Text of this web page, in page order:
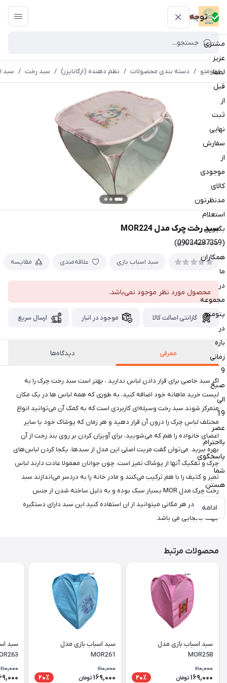
توجه
مشتری
عزیز
لطفا
قبل
از
ثبت
نهایی
سفارش
از
موجودی
کالای
مدنظرتون
استعلام
بگیرین
(09034287359)
همکاران
ما
در
مجموعه
پتومتو
در
بازه
زمانی
9
صبح
الی
19
عصر
بااحترام
پاسخگوی
شما
هستن
ادامه
پتومتو
پتومتو / دسته بندی محصولات / نظم دهنده (ارگانایزر) / سبد رخت / سبد
سبد رخت چرک مدل MOR224
سبد اسباب بازی
سبد اسباب بازی علاقه‌مندی مقایسه
محصول مورد نظر موجود نمی‌باشد.
گارانتی اصالت کالا موجود در انبار ارسال سریع
معرفی دیدگاه‌ها
اگر سبد خاصی برای قرار دادن لباس ندارید ، بهتر است سبد رخت چرک را به
لیست خرید ماهانه خود اضافه کنید، به طوری که همه لباس ها در یک مکان
متمرکز شوند.سبد رخت وسیله‌ای کاربردی است که به کمک آن می‌توانید انواع
مختلف لباس چرک را درون آن قرار دهید و هر زمان که پوشاک خود یا سایر
اعضای خانواده را هم که می‌شویید، برای آویزان کردن بر روی بند رخت از آن
بهره ببرید. می‌توان گفت مزیت اصلی این مدل از سبدها، یکجا کردن لباس‌های
چرک و تفکیک آنها از پوشاک تمیز است. چون جوانان معمولا عادت دارند لباس
تمیز و کثیف را با هم ترکیب می‌کنند و مادر خانه را به دردسر می‌اندازند.سبد
رخت چرک مدل MOR بسیار سبک بوده و به دلیل ساخته شدن از جنس
پلاستیک در هر مکانی میتوانید از ان استفاده کنید.این سبد دارای دستگیره
جهت جابجایی می باشد.
محصولات مرتبط
سبد اسباب بازی مدل
MOR258
210,000
169,000 تومان 20٪
سبد اسباب بازی مدل
MOR261
210,000
169,000 تومان 20٪
سبد
210,000